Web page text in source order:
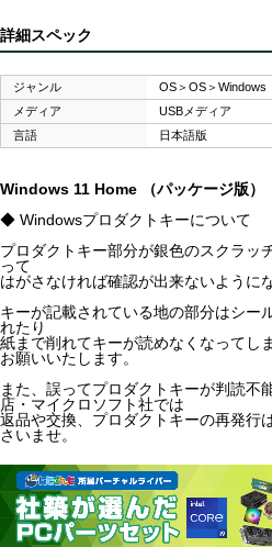
詳細スペック
ジャンル
OS＞OS＞Windows
メディア
USBメディア
言語
日本語版
Windows 11 Home （パッケージ版）
◆ Windowsプロダクトキーについて
プロダクトキー部分が銀色のスクラッ
って
はがさなければ確認が出来ないように
キーが記載されている地の部分はシー
れたり
紙まで削れてキーが読めなくなってし
お願いいたします。
また、誤ってプロダクトキーが判読不
店・マイクロソフト社では
返品や交換、プロダクトキーの再発行
さいませ。